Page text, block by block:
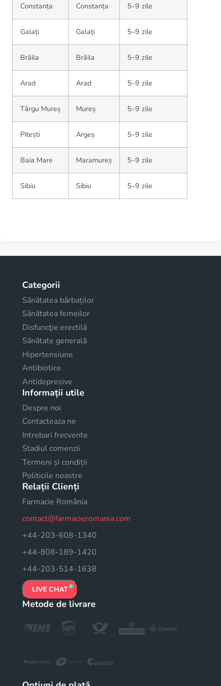
Constanța Constanța 5–9 zile
Galați Galați 5–9 zile
Brăila Brăila 5–9 zile
Arad Arad 5–9 zile
Târgu Mureș Mureș 5–9 zile
Pitești Argeș 5–9 zile
Baia Mare Maramureș 5–9 zile
Sibiu Sibiu 5–9 zile
Categorii
Sănătatea bărbaților
Sănătatea femeilor
Disfuncţie erectilă
Sănătate generală
Hipertensiune
Antibiotice
Antidepresive
Informații utile
Despre noi
Contacteaza ne
Intrebari frecvente
Stadiul comenzii
Termeni și condiții
Politicile noastre
Relații Clienți
Farmacie România
contact@farmacieromania.com
+44-203-608-1340
+44-808-189-1420
+44-203-514-1638
LIVE CHAT
Metode de livrare